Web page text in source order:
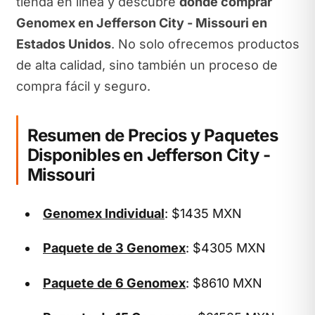
Genomex en Jefferson City - Missouri en
Estados Unidos. No solo ofrecemos productos
de alta calidad, sino también un proceso de
compra fácil y seguro.
Resumen de Precios y Paquetes
Disponibles en Jefferson City -
Missouri
Genomex Individual: $1435 MXN
Paquete de 3 Genomex: $4305 MXN
Paquete de 6 Genomex: $8610 MXN